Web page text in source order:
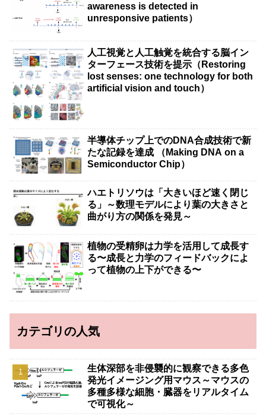
awareness is detected in
unresponsive patients）
人工視覚と人工触覚を統合する脳イン
ターフェース技術を提示（Restoring
lost senses: one technology for both
artificial vision and touch）
半導体チップ上でのDNA合成技術で新
たな記録を達成 （Making DNA on a
Semiconductor Chip）
ハエトリソウは「大きいほど速く閉じ
る」～数理モデルにより葉の大きさと
曲がり方の関係を発見～
植物の受精卵は力学を活用して成長す
る〜成長と力学のフィードバックによ
って植物の上下ができる〜
カテゴリの人気
生体深部を非侵襲的に観察できる多色
発光イメージング用マウス～マウスの
多種多様な細胞・臓器をリアルタイム
で可視化～